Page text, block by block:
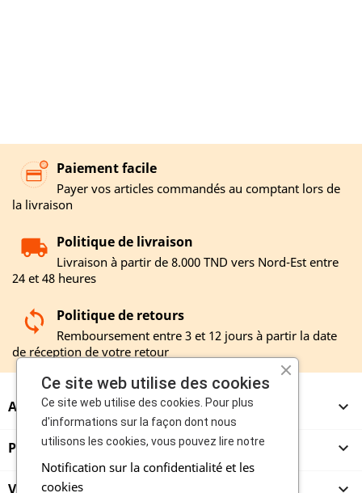
Paiement facile
Payer vos articles commandés au comptant lors de
la livraison
Politique de livraison
Livraison à partir de 8.000 TND vers Nord-Est entre
24 et 48 heures
Politique de retours
Remboursement entre 3 et 12 jours à partir la date
de réception de votre retour
A PROPOS 
PRODUITS 
VENDEURS
Ce site web utilise des cookies
Ce site web utilise des cookies. Pour plus
d'informations sur la façon dont nous
utilisons les cookies, vous pouvez lire notre
Notification sur la confidentialité et les
cookies